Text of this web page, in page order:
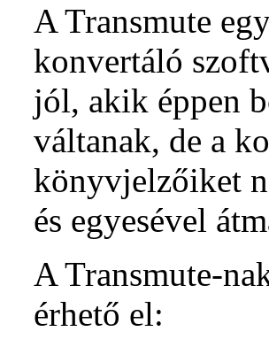
A Transmute
konvertáló
jól, akik éppen
váltanak, de a
könyvjelzőiket
és egyesével
A Transmute-
érhető el: